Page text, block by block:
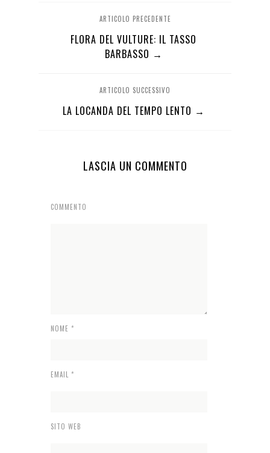
ARTICOLO PRECEDENTE
FLORA DEL VULTURE: IL TASSO
BARBASSO →
ARTICOLO SUCCESSIVO
LA LOCANDA DEL TEMPO LENTO →
LASCIA UN COMMENTO
COMMENTO
NOME *
EMAIL *
SITO WEB